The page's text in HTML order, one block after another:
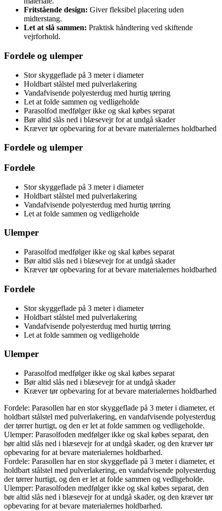
Fritstående design: Giver fleksibel placering uden
midterstang.
Let at slå sammen: Praktisk håndtering ved skiftende
vejrforhold.
Fordele og ulemper
Stor skyggeflade på 3 meter i diameter
Holdbart stålstel med pulverlakering
Vandafvisende polyesterdug med hurtig tørring
Let at folde sammen og vedligeholde
Parasolfod medfølger ikke og skal købes separat
Bør altid slås ned i blæsevejr for at undgå skader
Kræver tør opbevaring for at bevare materialernes holdbarhed
Fordele og ulemper
Fordele
Stor skyggeflade på 3 meter i diameter
Holdbart stålstel med pulverlakering
Vandafvisende polyesterdug med hurtig tørring
Let at folde sammen og vedligeholde
Ulemper
Parasolfod medfølger ikke og skal købes separat
Bør altid slås ned i blæsevejr for at undgå skader
Kræver tør opbevaring for at bevare materialernes holdbarhed
Fordele
Stor skyggeflade på 3 meter i diameter
Holdbart stålstel med pulverlakering
Vandafvisende polyesterdug med hurtig tørring
Let at folde sammen og vedligeholde
Ulemper
Parasolfod medfølger ikke og skal købes separat
Bør altid slås ned i blæsevejr for at undgå skader
Kræver tør opbevaring for at bevare materialernes holdbarhed
Fordele: Parasollen har en stor skyggeflade på 3 meter i diameter, et
holdbart stålstel med pulverlakering, en vandafvisende polyesterdug
der tørrer hurtigt, og den er let at folde sammen og vedligeholde.
Ulemper: Parasolfoden medfølger ikke og skal købes separat, den
bør altid slås ned i blæsevejr for at undgå skader, og den kræver tør
opbevaring for at bevare materialernes holdbarhed.
Fordele: Parasollen har en stor skyggeflade på 3 meter i diameter, et
holdbart stålstel med pulverlakering, en vandafvisende polyesterdug
der tørrer hurtigt, og den er let at folde sammen og vedligeholde.
Ulemper: Parasolfoden medfølger ikke og skal købes separat, den
bør altid slås ned i blæsevejr for at undgå skader, og den kræver tør
opbevaring for at bevare materialernes holdbarhed.